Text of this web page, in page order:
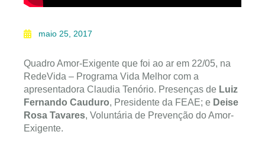
maio 25, 2017
Quadro Amor-Exigente que foi ao ar em 22/05, na
RedeVida – Programa Vida Melhor com a
apresentadora Claudia Tenório. Presenças de Luiz
Fernando Cauduro, Presidente da FEAE; e Deise
Rosa Tavares, Voluntária de Prevenção do Amor-
Exigente.